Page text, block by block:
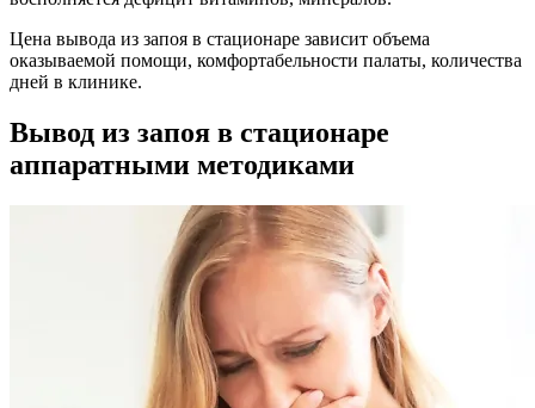
Цена вывода из запоя в стационаре зависит объема
оказываемой помощи, комфортабельности палаты, количества
дней в клинике.
Вывод из запоя в стационаре
аппаратными методиками